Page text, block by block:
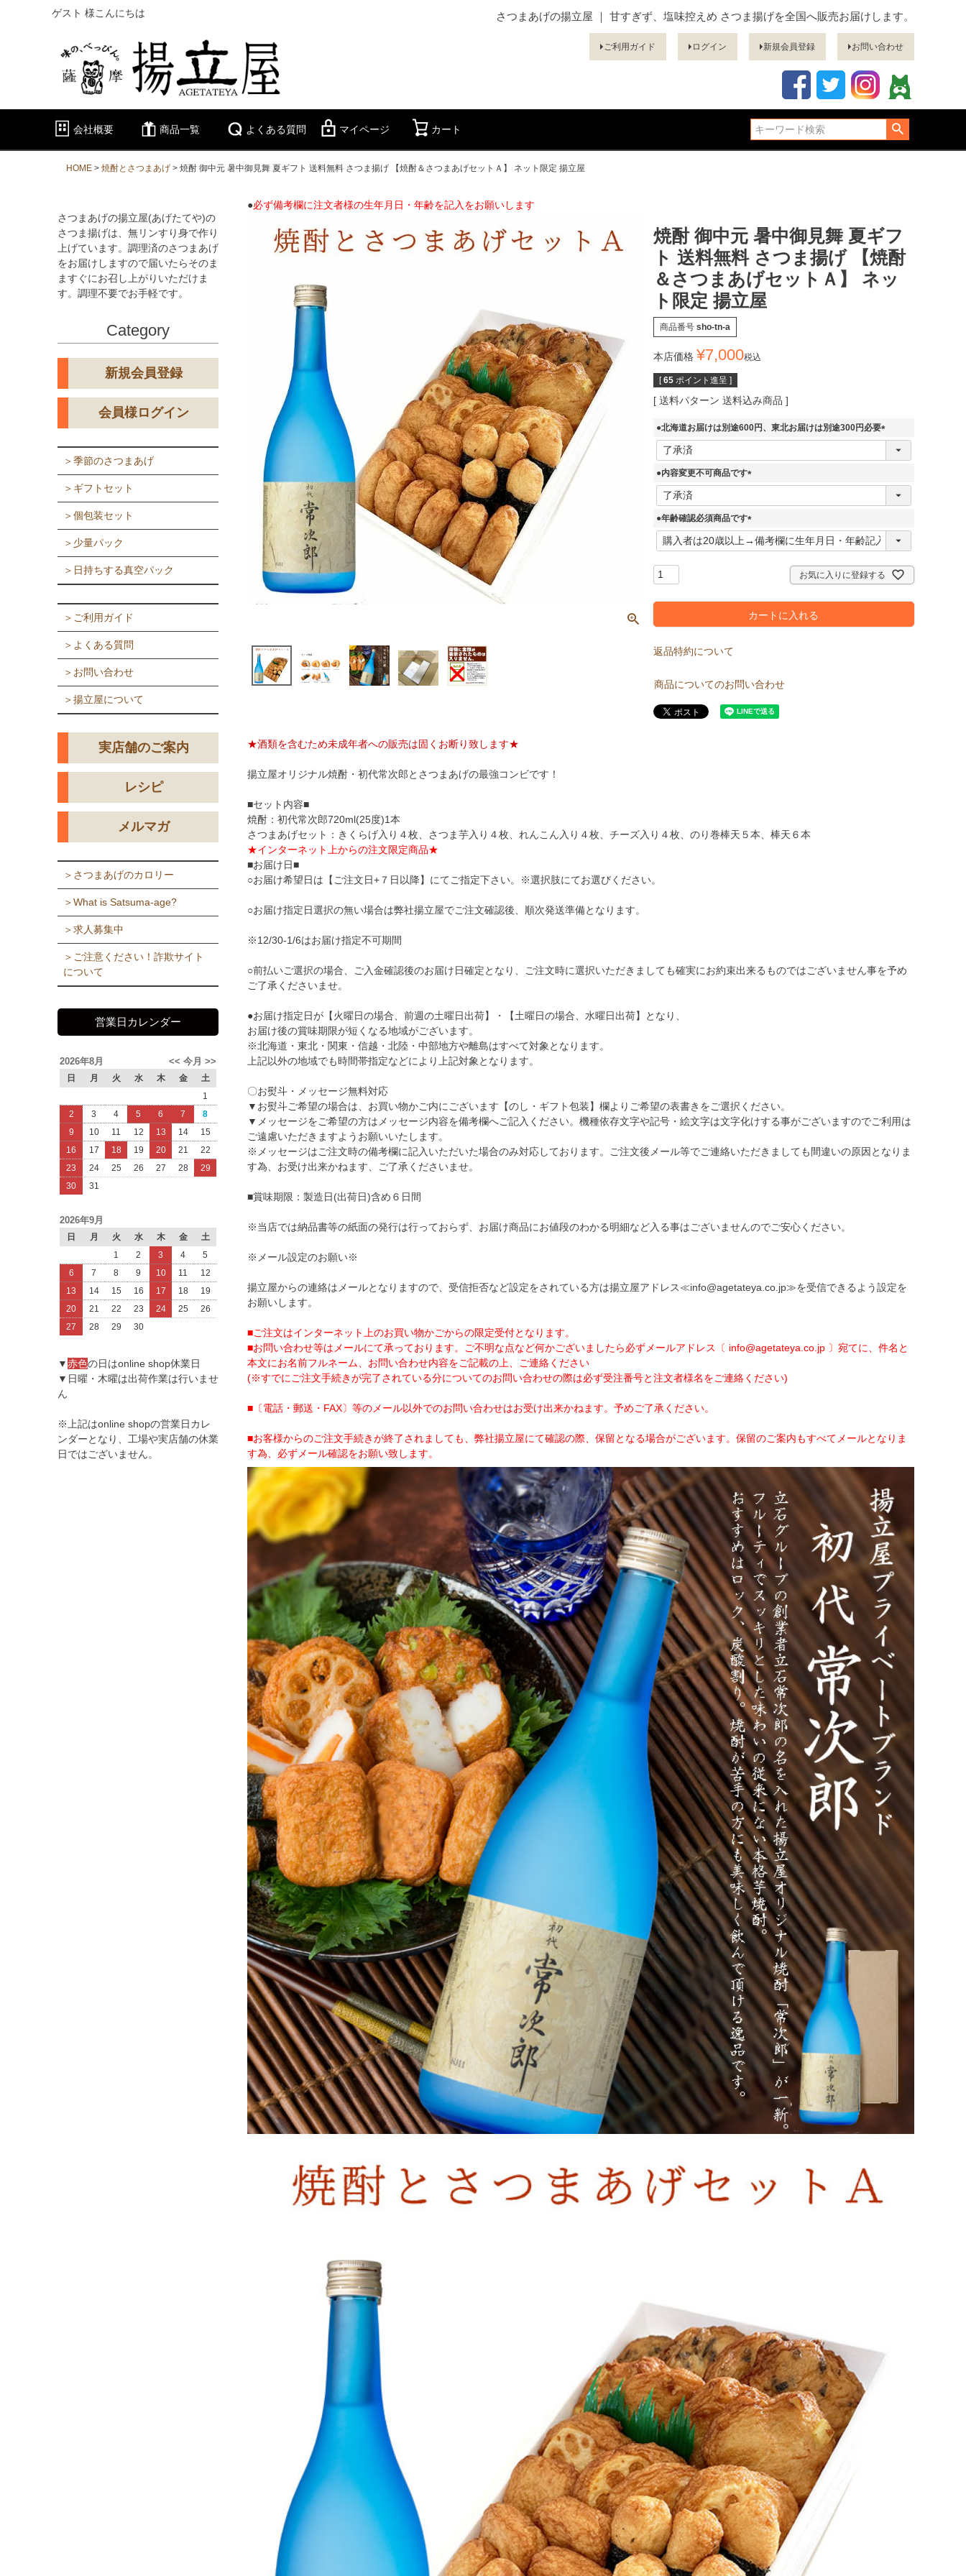
ゲスト 様こんにちは さつまあげの揚立屋 ｜ 甘すぎず、塩味控えめ さつま揚げを全国へ販売お届けします。
ご利用ガイド ログイン 新規会員登録 お問い合わせ
会社概要 商品一覧 よくある質問 マイページ カート
HOME 焼酎とさつまあげ 焼酎 御中元 暑中御見舞 夏ギフト 送料無料 さつま揚げ 【焼酎＆さつまあげセットＡ】 ネット限定 揚立屋
さつまあげの揚立屋(あげたてや)の
さつま揚げは、無リンすり身で作り
上げています。調理済のさつまあげ
をお届けしますので届いたらそのま
ますぐにお召し上がりいただけま
す。調理不要でお手軽です。
Category
新規会員登録
会員様ログイン
＞季節のさつまあげ
＞ギフトセット
＞個包装セット
＞少量パック
＞日持ちする真空パック
＞ご利用ガイド
＞よくある質問
＞お問い合わせ
＞揚立屋について
実店舗のご案内
レシピ
メルマガ
＞さつまあげのカロリー
＞What is Satsuma-age?
＞求人募集中
＞ご注意ください！詐欺サイト
について
営業日カレンダー
2026年8月 >>
今月
<<
日 月 火 水 木 金
土
1
2
3 4 5 6 7
8
9
10 11 12 13 14
15
16
17 18 19 20 21
22
23
24 25 26 27 28
29
30
31
2026年9月
日 月 火 水 木 金
土
1
2 3 4
5
6
7 8 9 10 11
12
13
14 15 16 17 18
19
20
21 22 23 24 25
26
27
28 29 30
▼赤色の日はonline shop休業日
▼日曜・木曜は出荷作業は行いませ
ん
※上記はonline shopの営業日カレ
ンダーとなり、工場や実店舗の休業
日ではございません。
●必ず備考欄に注文者様の生年月日・年齢を記入をお願いします
焼酎 御中元 暑中御見舞 夏ギフ
ト 送料無料 さつま揚げ 【焼酎
＆さつまあげセットＡ】 ネッ
ト限定 揚立屋
商品番号 sho-tn-a
本店価格 ¥7,000税込
[ 65 ポイント進呈 ]
送料パターン 送料込み商品
●北海道お届けは別途600円、東北お届けは別途300円必要
(
●内容変更不可商品です
(
須
●年齢確認必須商品です
(
必
お気に入りに登録する
カートに入れる
返品特約について
商品についてのお問い合わせ
★酒類を含むため未成年者への販売は固くお断り致します★
揚立屋オリジナル焼酎・初代常次郎とさつまあげの最強コンビです！
■セット内容■
焼酎：初代常次郎720ml(25度)1本
さつまあげセット：きくらげ入り４枚、さつま芋入り４枚、れんこん入り４枚、チーズ入り４枚、のり巻棒天５本、棒天６本
★インターネット上からの注文限定商品★
■お届け日■
○お届け希望日は【ご注文日+７日以降】にてご指定下さい。※選択肢にてお選びください。
○お届け指定日選択の無い場合は弊社揚立屋でご注文確認後、順次発送準備となります。
※12/30-1/6はお届け指定不可期間
○前払いご選択の場合、ご入金確認後のお届け日確定となり、ご注文時に選択いただきましても確実にお約束出来るものではございません事を予め
ご了承くださいませ。
●お届け指定日が【火曜日の場合、前週の土曜日出荷】・【土曜日の場合、水曜日出荷】となり、
お届け後の賞味期限が短くなる地域がございます。
※北海道・東北・関東・信越・北陸・中部地方や離島はすべて対象となります。
上記以外の地域でも時間帯指定などにより上記対象となります。
〇お熨斗・メッセージ無料対応
▼お熨斗ご希望の場合は、お買い物かご内にございます【のし・ギフト包装】欄よりご希望の表書きをご選択ください。
▼メッセージをご希望の方はメッセージ内容を備考欄へご記入ください。機種依存文字や記号・絵文字は文字化けする事がございますのでご利用は
ご遠慮いただきますようお願いいたします。
※メッセージはご注文時の備考欄に記入いただいた場合のみ対応しております。ご注文後メール等でご連絡いただきましても間違いの原因となりま
す為、お受け出来かねます、ご了承くださいませ。
■賞味期限：製造日(出荷日)含め６日間
※当店では納品書等の紙面の発行は行っておらず、お届け商品にお値段のわかる明細など入る事はございませんのでご安心ください。
※メール設定のお願い※
揚立屋からの連絡はメールとなりますので、受信拒否など設定をされている方は揚立屋アドレス≪info@agetateya.co.jp≫を受信できるよう設定を
お願いします。
■ご注文はインターネット上のお買い物かごからの限定受付となります。
■お問い合わせ等はメールにて承っております。ご不明な点など何かございましたら必ずメールアドレス〔 info@agetateya.co.jp 〕宛てに、件名と
本文にお名前フルネーム、お問い合わせ内容をご記載の上、ご連絡ください
(※すでにご注文手続きが完了されている分についてのお問い合わせの際は必ず受注番号と注文者様名をご連絡ください)
■〔電話・郵送・FAX〕等のメール以外でのお問い合わせはお受け出来かねます。予めご了承ください。
■お客様からのご注文手続きが終了されましても、弊社揚立屋にて確認の際、保留となる場合がございます。保留のご案内もすべてメールとなりま
す為、必ずメール確認をお願い致します。